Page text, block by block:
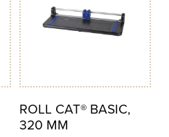
ROLL CAT® BASIC,
320 MM